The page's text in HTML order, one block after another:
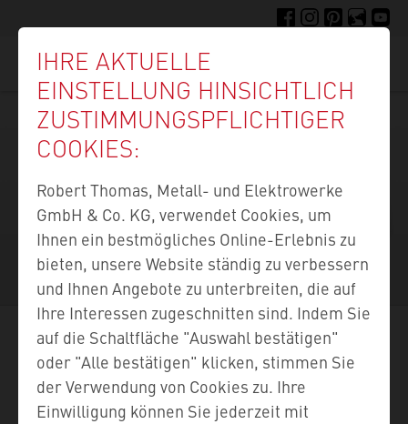
zum
FACEBOOK
INSTAGRAM
PINTEREST
FELLIGE
DIE THOMAS
WÄSCHESCHLEUDERN
FÜR SCHNELLES UND
WIRTSCHAFTLICHES
IHRE AKTUELLE
EINSTELLUNG HINSICHTLICH
ZUSTIMMUNGS­PFLICHTIGER
COOKIES:
Robert Thomas, Metall- und Elektrowerke
GmbH & Co. KG, verwendet Cookies, um
Ihnen ein bestmögliches Online-Erlebnis zu
bieten, unsere Website ständig zu verbessern
und Ihnen Angebote zu unterbreiten, die auf
Ihre Interessen zugeschnitten sind. Indem Sie
auf die Schaltfläche "Auswahl bestätigen"
oder "Alle bestätigen" klicken, stimmen Sie
der Verwendung von Cookies zu. Ihre
Einwilligung können Sie jederzeit mit